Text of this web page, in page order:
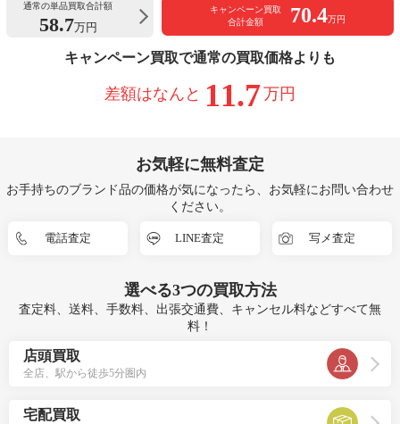
通常の単品買取合計額
58.7万円
キャンペーン買取
合計金額
70.4万円
キャンペーン買取で通常の買取価格よりも
差額はなんと 11.7万円
お気軽に無料査定
お手持ちのブランド品の価格が気になったら、お気軽にお問い合わせ
ください。
電話査定 LINE査定 写メ査定
選べる3つの買取方法
査定料、送料、手数料、出張交通費、キャンセル料などすべて無
料！
店頭買取
全店、駅から徒歩5分圏内
宅配買取